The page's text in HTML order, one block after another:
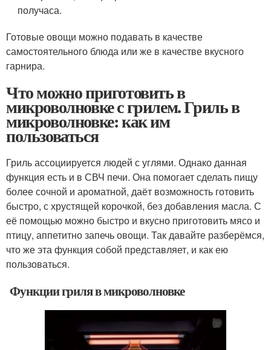
получаса.
Готовые овощи можно подавать в качестве
самостоятельного блюда или же в качестве вкусного
гарнира.
Что можно приготовить в
микроволновке с грилем. Гриль в
микроволновке: как им
пользоваться
Гриль ассоциируется людей с углями. Однако данная
функция есть и в СВЧ печи. Она помогает сделать пищу
более сочной и ароматной, даёт возможность готовить
быстро, с хрустящей корочкой, без добавления масла. С
её помощью можно быстро и вкусно приготовить мясо и
птицу, аппетитно запечь овощи. Так давайте разберёмся,
что же эта функция собой представляет, и как ею
пользоваться.
Функции гриля в микроволновке